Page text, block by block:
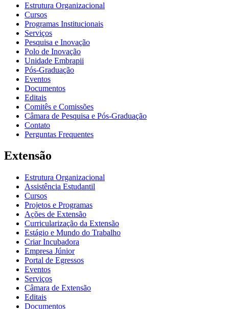
Estrutura Organizacional
Cursos
Programas Institucionais
Serviços
Pesquisa e Inovação
Polo de Inovação
Unidade Embrapii
Pós-Graduação
Eventos
Documentos
Editais
Comitês e Comissões
Câmara de Pesquisa e Pós-Graduação
Contato
Perguntas Frequentes
Extensão
Estrutura Organizacional
Assistência Estudantil
Cursos
Projetos e Programas
Ações de Extensão
Curricularização da Extensão
Estágio e Mundo do Trabalho
Criar Incubadora
Empresa Júnior
Portal de Egressos
Eventos
Serviços
Câmara de Extensão
Editais
Documentos